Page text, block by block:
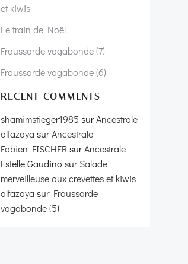
et kiwis
Le train de Noël
Froussarde vagabonde (7)
Froussarde vagabonde (6)
RECENT COMMENTS
shamimstieger1985 surAncestrale
alfazaya surAncestrale
Fabien FISCHERsurAncestrale
Estelle Gaudino surSalade
merveilleuse aux crevettes et kiwis
alfazaya sur Froussarde
vagabonde (5)